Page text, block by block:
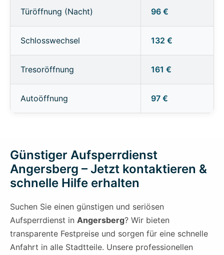
Türöffnung (Nacht) 96 €
Schlosswechsel 132 €
Tresoröffnung 161 €
Autoöffnung 97 €
Günstiger Aufsperrdienst
Angersberg – Jetzt kontaktieren &
schnelle Hilfe erhalten
Suchen Sie einen günstigen und seriösen
Aufsperrdienst in Angersberg? Wir bieten
transparente Festpreise und sorgen für eine schnelle
Anfahrt in alle Stadtteile. Unsere professionellen